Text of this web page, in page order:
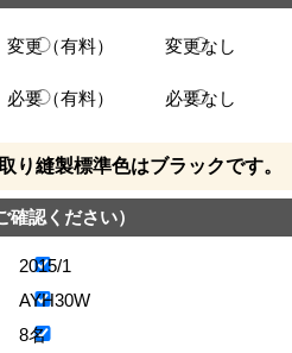
変更（有料） 変更なし
必要（有料） 必要なし
り縫製標準色はブラックです。
確認ください）
2015/1
AYH30W
8名